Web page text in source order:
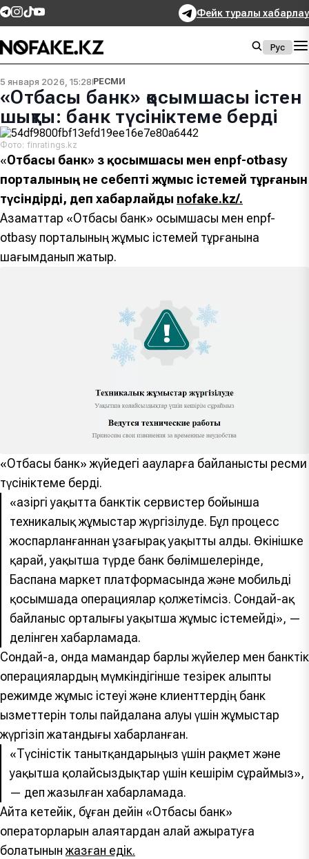
Фейк туралы хабарлау
Рус
5 января 2026, 15:28РЕСМИ
«Отбасы банк» қосымшасы істен
шықты: банк түсініктеме берді
Фото: finratings.kz
«Отбасы банк» өз қосымшасы мен enpf-otbasy
порталының не себепті жұмыс істемей тұрғанын
түсіндірді, деп хабарлайды nofake.kz/.
Азаматтар «Отбасы банк» қосымшасы мен enpf-
otbasy порталының жұмыс істемей тұрғанына
шағымданып жатыр.
«Отбасы банк» жүйедегі ақауларға байланысты ресми
түсініктеме берді.
«Қазіргі уақытта банктік сервистер бойынша
техникалық жұмыстар жүргізілуде. Бұл процесс
жоспарланғаннан ұзағырақ уақытты алды. Өкінішке
қарай, уақытша түрде банк бөлімшелерінде,
Баспана маркет платформасында және мобильді
қосымшада операциялар қолжетімсіз. Сондай-ақ
байланыс орталығы уақытша жұмыс істемейді», —
делінген хабарламада.
Сондай-ақ, онда мамандар барлық жүйелер мен банктік
операциялардың мүмкіндігінше тезірек қалыпты
режимде жұмыс істеуі және клиенттердің банк
қызметтерін толық пайдалана алуы үшін жұмыстар
жүргізіп жатқандығы хабарланған.
«Түсіністік танытқандарыңыз үшін рақмет және
уақытша қолайсыздықтар үшін кешірім сұраймыз»,
— деп жазылған хабарламада.
Айта кетейік, бұған дейін «Отбасы банк»
операторларын алаяқтардан қалай ажыратуға
болатынынжазған едік.